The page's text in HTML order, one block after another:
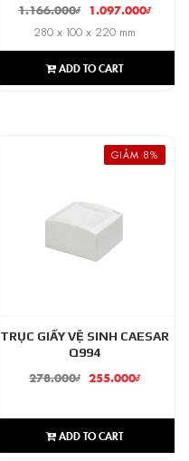
1.166.000₫ 1.097.000₫
280 x 100 x 220 mm
ADD TO CART
GIẢM 8%
TRỤC GIẤY VỆ SINH CAESAR
Q994
278.000₫ 255.000₫
ADD TO CART